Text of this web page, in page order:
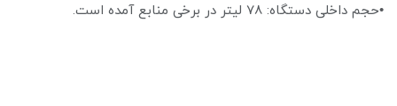
•حجم داخلی دستگاه: 78 لیتر در برخی منابع آمده است.